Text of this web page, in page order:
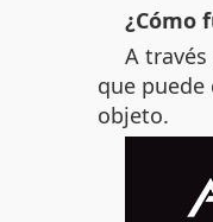
¿Cómo
A
que
objeto.